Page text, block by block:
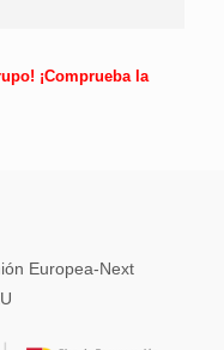
¡Comprueba la
Europea-Next